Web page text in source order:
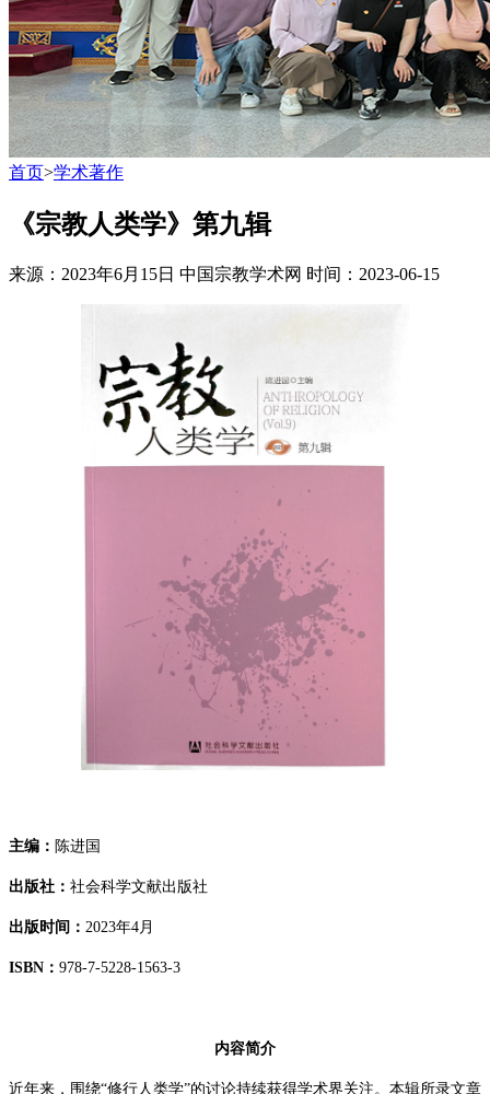
首页>学术著作
《宗教人类学》第九辑
来源：2023年6月15日 中国宗教学术网 时间：2023-06-15
主编： 陈进国
出版社： 社会科学文献出版社
出版时间： 2023年4月
ISBN： 978-7-5228-1563-3
内容简介
近年来，围绕“修行人类学”的讨论持续获得学术界关注。本辑所录文章